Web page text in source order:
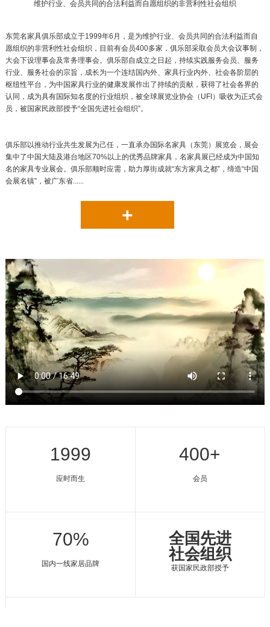
维护行业、会员共同的合法利益而自愿组织的非营利性社会组织
东莞名家具俱乐部成立于1999年6月，是为维护行业、会员共同的合法利益而自
愿组织的非营利性社会组织，目前有会员400多家，俱乐部采取会员大会议事制，
大会下设理事会及常务理事会。俱乐部自成立之日起，持续实践服务会员、服务
行业、服务社会的宗旨，成长为一个连结国内外、家具行业内外、社会各阶层的
枢纽性平台，为中国家具行业的健康发展作出了持续的贡献，获得了社会各界的
认同，成为具有国际知名度的行业组织，被全球展览业协会（UFI）吸收为正式会
员，被国家民政部授予“全国先进社会组织”。
俱乐部以推动行业共生发展为己任，一直承办国际名家具（东莞）展览会，展会
集中了中国大陆及港台地区70%以上的优秀品牌家具，名家具展已经成为中国知
名的家具专业展会。俱乐部顺时应需，助力厚街成就“东方家具之都”，缔造“中国
会展名镇”，被广东省......
+
1999
应时而生
400+
会员
70%
国内一线家居品牌
全国先进
社会组织
获国家民政部授予